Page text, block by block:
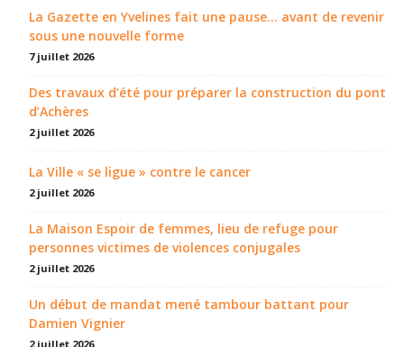
La Gazette en Yvelines fait une pause... avant de revenir
sous une nouvelle forme
7 juillet 2026
Des travaux d’été pour préparer la construction du pont
d’Achères
2 juillet 2026
La Ville « se ligue » contre le cancer
2 juillet 2026
La Maison Espoir de femmes, lieu de refuge pour
personnes victimes de violences conjugales
2 juillet 2026
Un début de mandat mené tambour battant pour
Damien Vignier
2 juillet 2026